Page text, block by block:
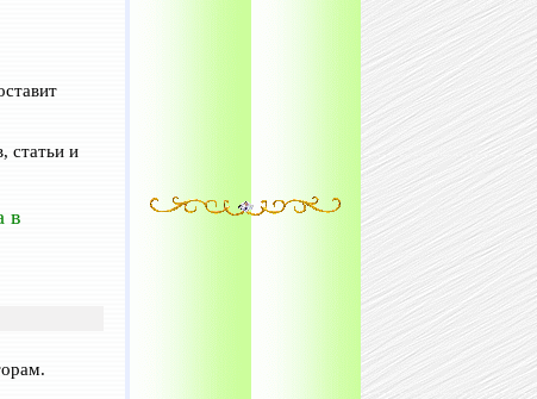
статьи и
в